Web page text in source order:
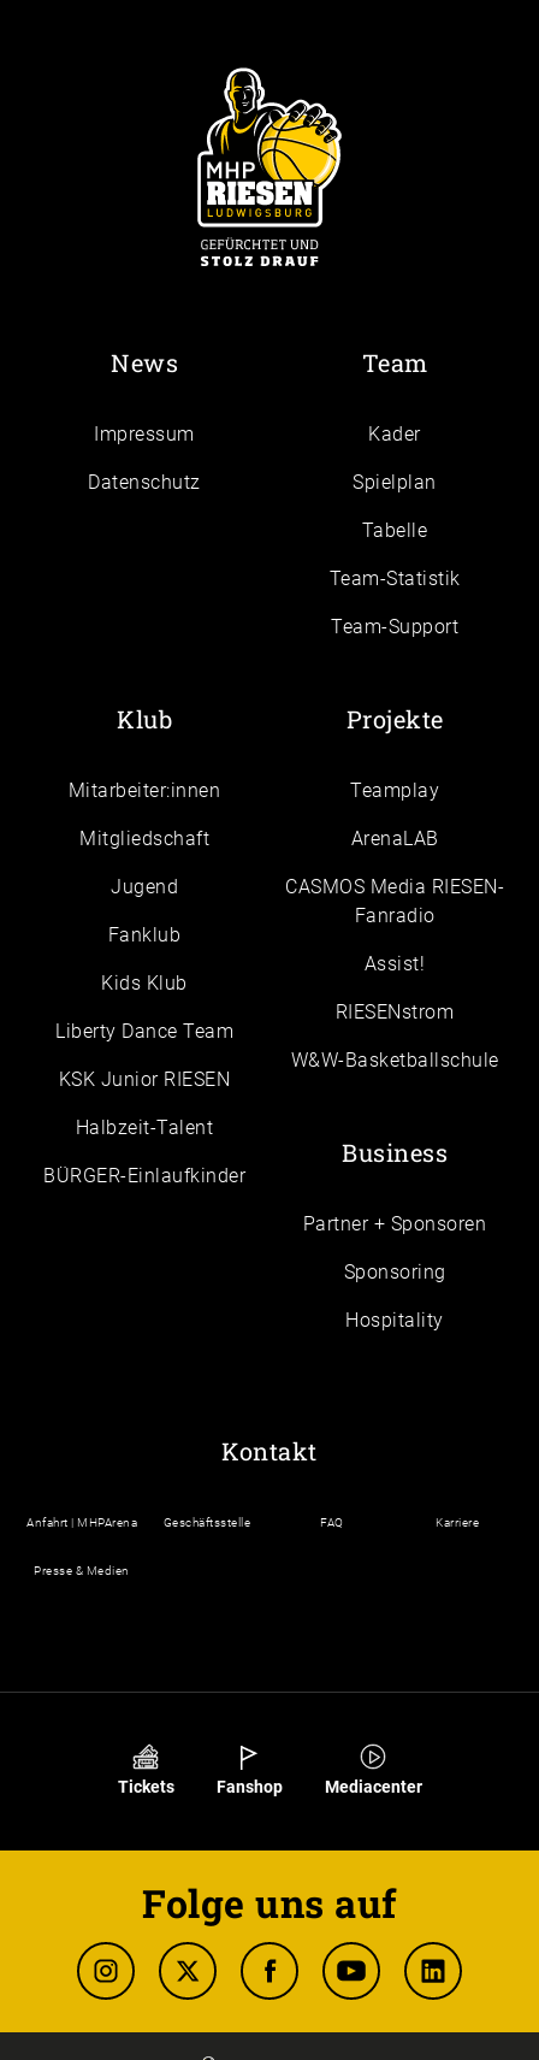
News
Impressum
Daten­schutz
Team
Kader
Spielplan
Tabelle
Team-Statistik
Team-Support
Klub
Mitarbeiter:innen
Mitgliedschaft
Jugend
Fanklub
Kids Klub
Liberty Dance Team
KSK Junior RIESEN
Halbzeit-Talent
BÜRGER-Einlaufkinder
Projekte
Teamplay
ArenaLAB
CASMOS Media RIESEN-
Fanradio
Assist!
RIESENstrom
W&W-Basketballschule
Business
Partner + Sponsoren
Sponsoring
Hospitality
Kontakt
Anfahrt | MHPArena Geschäftsstelle FAQ Karriere
Presse & Medien
Tickets Fanshop Mediacenter
Folge uns auf